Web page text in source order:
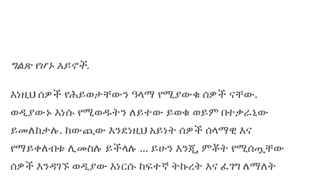
ግልጽ የሆኑ አይኖች.
እነዚህ ሰዎች የሕይወታቸውን ዓላማ የሚያውቁ ሰዎች ናቸው.
ወዲያውኑ እነሱ የሚወዱትን ለይተው ይወቁ ወይም በተቃራኒው
ይመለከታሉ. ከውጪው እንደነዚህ አይነት ሰዎች ሰላማዊ እና
የማይቀለብቱ ሊመስሉ ይችላሉ ... ይሁን እንጂ, ምቾት የሚሰጧቸው
ሰዎች እንዳገኙ ወዲያው እነርሱ ከፍተኛ ትኩረት እና ፈገግ ለማለት